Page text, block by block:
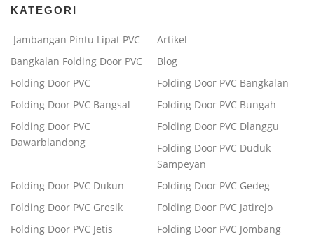
KATEGORI
Jambangan Pintu Lipat PVC
Artikel
Bangkalan Folding Door PVC
Blog
Folding Door PVC
Folding Door PVC Bangkalan
Folding Door PVC Bangsal
Folding Door PVC Bungah
Folding Door PVC
Dawarblandong
Folding Door PVC Dlanggu
Folding Door PVC Duduk
Sampeyan
Folding Door PVC Dukun
Folding Door PVC Gedeg
Folding Door PVC Gresik
Folding Door PVC Jatirejo
Folding Door PVC Jetis
Folding Door PVC Jombang